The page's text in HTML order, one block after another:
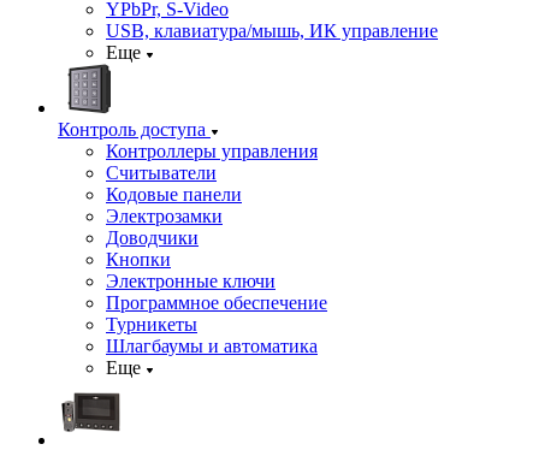
YPbPr, S-Video
USB, клавиатура/мышь, ИК управление
Еще
Контроль доступа
Контроллеры управления
Считыватели
Кодовые панели
Электрозамки
Доводчики
Кнопки
Электронные ключи
Программное обеспечение
Турникеты
Шлагбаумы и автоматика
Еще